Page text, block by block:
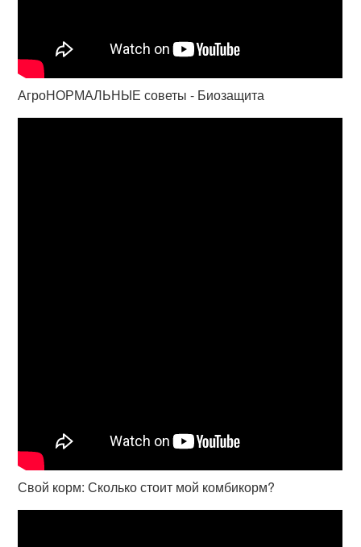
АгроНОРМАЛЬНЫЕ советы - Биозащита
Свой корм: Сколько стоит мой комбикорм?